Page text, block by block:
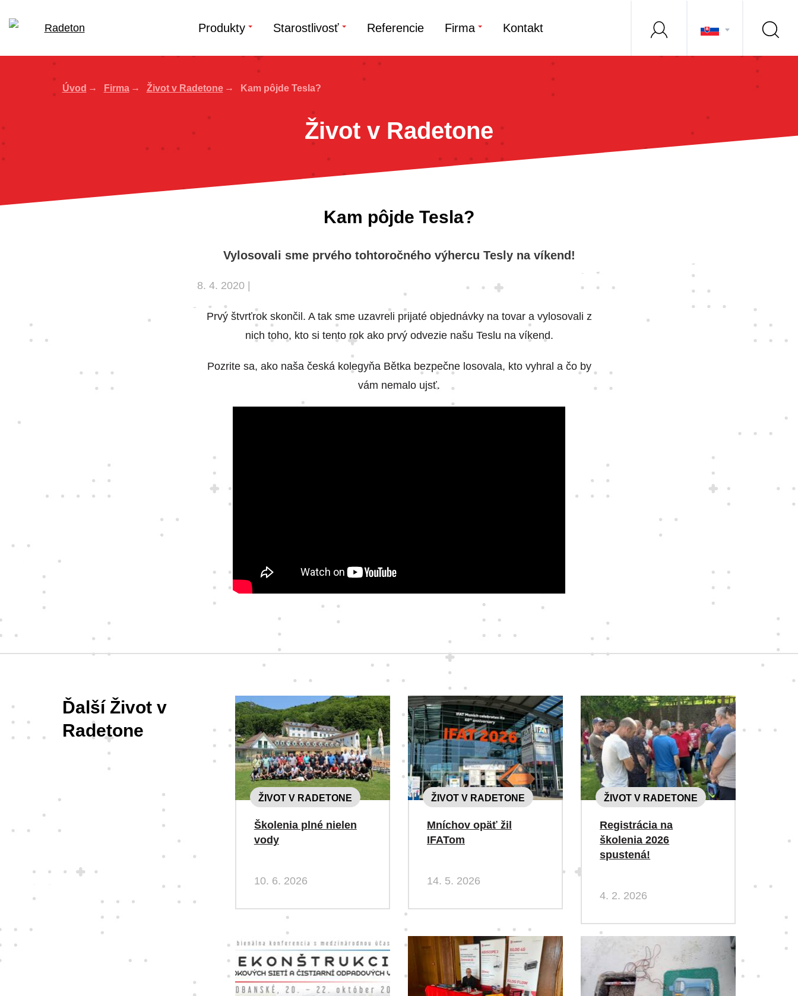
Produkty Starostlivosť Referencie Firma Kontakt
Úvod Firma Život v Radetone Kam pôjde Tesla?
Život v Radetone
Kam pôjde Tesla?
Vylosovali sme prvého tohtoročného výhercu Tesly na víkend!
8. 4. 2020 |
Prvý štvrťrok skončil. A tak sme uzavreli prijaté objednávky na tovar a vylosovali z
nich toho, kto si tento rok ako prvý odvezie našu Teslu na víkend.
Pozrite sa, ako naša česká kolegyňa Bětka bezpečne losovala, kto vyhral a čo by
vám nemalo ujsť.
Ďalší Život v
Radetone
ŽIVOT V RADETONE
Školenia plné nielen
vody
10. 6. 2026
ŽIVOT V RADETONE
Mníchov opäť žil
IFATom
14. 5. 2026
ŽIVOT V RADETONE
Registrácia na
školenia 2026
spustená!
4. 2. 2026